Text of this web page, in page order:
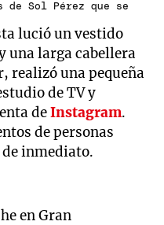
de Sol Pérez que se
lució un vestido
una larga cabellera
realizó una pequeña
de TV y
deInstagram.
de personas
inmediato.
en Gran